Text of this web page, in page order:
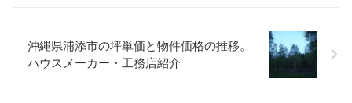
沖縄県浦添市の坪単価と物件価格の推移。
ハウスメーカー・工務店紹介